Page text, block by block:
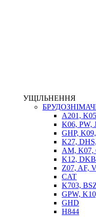
ВТУЛКИ
УЩІЛЬНЕННЯ
A201, K05
K06, PW,
GHP,
K27,
AM, K07,
K12,
Z07, AF,
CAT
K703,
GPW,
GHD
H844